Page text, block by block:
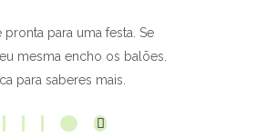
pronta para uma festa. Se
mesma encho os balões.
para saberes mais.